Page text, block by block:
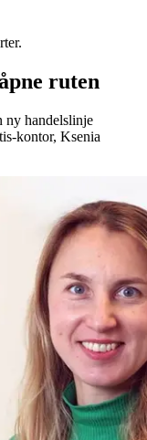
ruten
ny handelslinje
kontor, Ksenia